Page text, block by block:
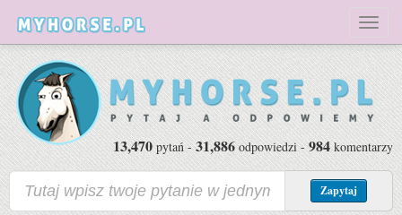
Toggle
13,470pytań -31,886odpowiedzi -984komentarzy
Zapytaj